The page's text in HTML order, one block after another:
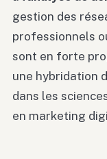
gestion des
professionnels
sont en forte
une hybridation
dans les
en marketing